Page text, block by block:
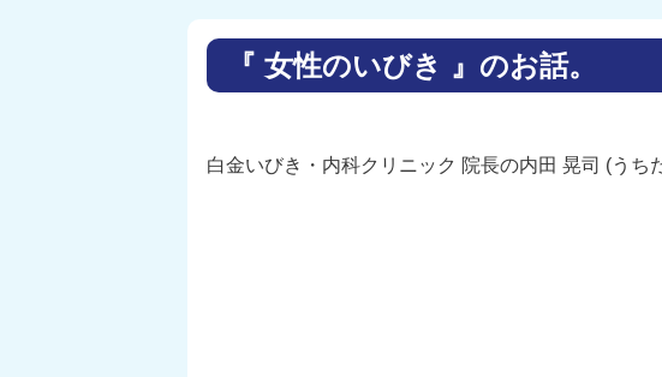
『 女性のいびき 』のお話。
白金いびき・内科クリニック 院長の内田 晃司 (うち